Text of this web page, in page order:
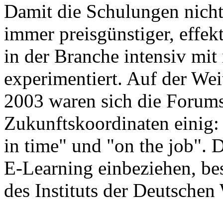
Damit die Schulungen
immer preisgünstiger,
in der Branche intensiv mit
experimentiert. Auf der
2003 waren sich die
Zukunftskoordinaten
in time" und "on the job".
E-Learning einbeziehen,
des Instituts der